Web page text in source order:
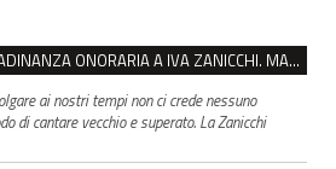
VENTASSO, SÌ ALLA CITTADINANZA ONORARIA A IVA ZANICCHI. MA BARGIACCHI: “È DI PESSIMO GUSTO”
ai nostri tempi non ci crede nessuno
di cantare vecchio e superato. La Zanicchi